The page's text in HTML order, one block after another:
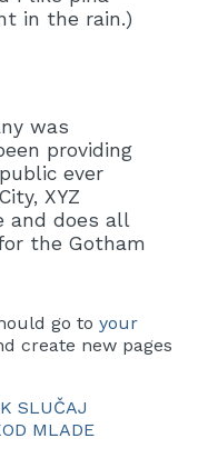
in the rain.)
was
providing
ever
XYZ
and does all
the Gotham
go to your
create new pages
SLUČAJ
MLADE